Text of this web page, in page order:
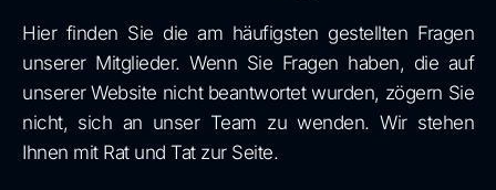
Hier finden Sie die am häufigsten gestellten Fragen
unserer Mitglieder. Wenn Sie Fragen haben, die auf
unserer Website nicht beantwortet wurden, zögern Sie
nicht, sich an unser Team zu wenden. Wir stehen
Ihnen mit Rat und Tat zur Seite.